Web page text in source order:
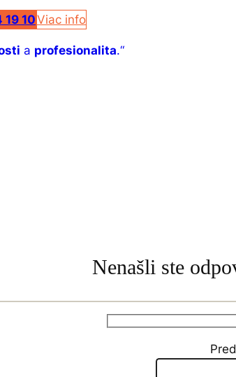
10Viac info
a profesionalita.“
Nenašli ste